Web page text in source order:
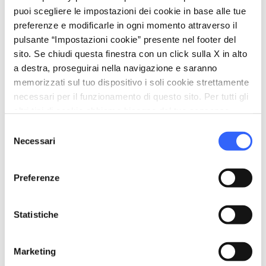
puoi scegliere le impostazioni dei cookie in base alle tue
preferenze e modificarle in ogni momento attraverso il
pulsante “Impostazioni cookie” presente nel footer del
sito. Se chiudi questa finestra con un click sulla X in alto
a destra, proseguirai nella navigazione e saranno
memorizzati sul tuo dispositivo i soli cookie strettamente
necessari per il funzionamento di questo sito. Per tutti gli
delNecessari
Preferenze
Statistiche
Marketing
vertical_align_top